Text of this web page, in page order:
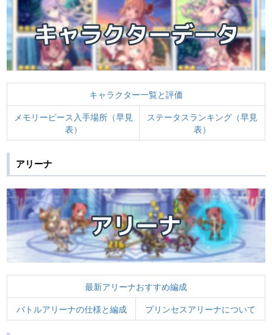
キャラクター一覧と評価
メモリーピース入手場所（早見
表）
ステータスランキング（早見
表）
アリーナ
最新アリーナおすすめ編成
バトルアリーナの仕様と編成
プリンセスアリーナについて